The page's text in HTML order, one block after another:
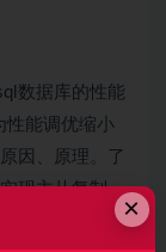
数据库的性能
性能调优缩小
因、原理。了
现主从复制
分设计方法。×